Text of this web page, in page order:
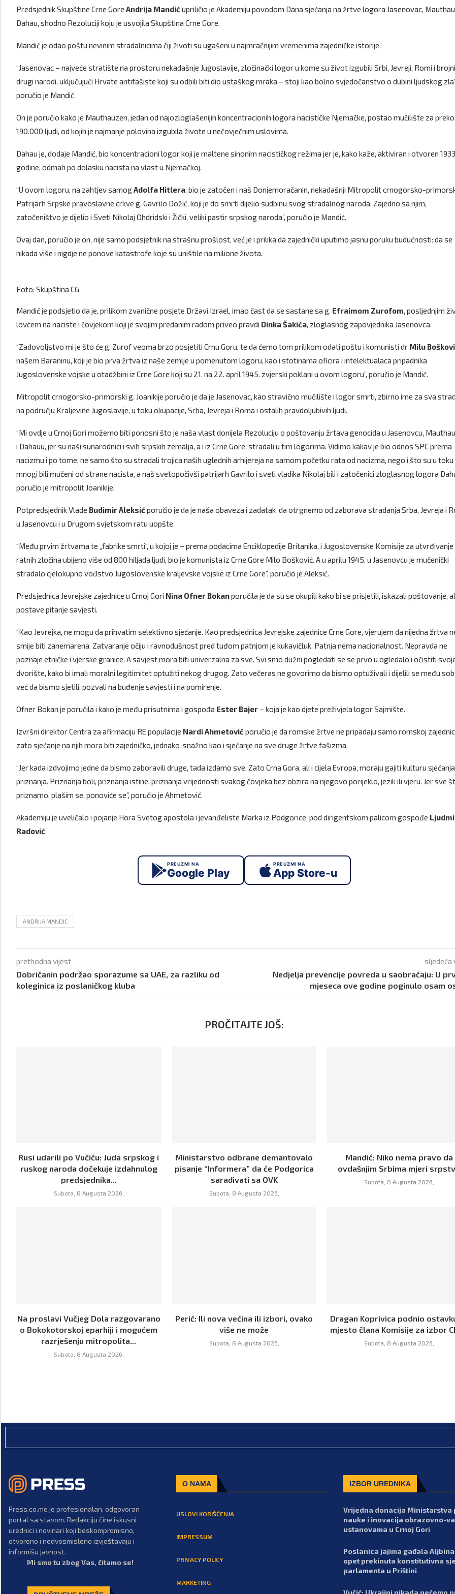
Predsjednik Skupštine Crne Gore Andrija Mandić upriličio je Akademiju povodom Dana sjećanja na žrtve logora Jasenovac,
Dahau, shodno Rezoluciji koju je usvojila Skupština Crne Gore.
Mandić je odao poštu nevinim stradalnicima čiji životi su ugašeni u najmračnijim vremenima zajedničke istorije.
“Jasenovac – najveće stratište na prostoru nekadašnje Jugoslavije, zločinački logor u kome su život izgubili Srbi, Jevreji, Romi i brojni
drugi narodi, uključujući Hrvate antifašiste koji su odbili biti dio ustaškog mraka – stoji kao bolno svjedočanstvo o dubini ljudskog
poručio je Mandić.
On je poručio kako je Mauthauzen, jedan od najozloglašenijih koncentracionih logora nacističke Njemačke, postao mučilište za preko
190.000 ljudi, od kojih je najmanje polovina izgubila živote u nečovječnim uslovima.
Dahau je, dodaje Mandić, bio koncentracioni logor koji je maltene sinonim nacističkog režima jer je, kako kaže, aktiviran i otvoren
godine, odmah po dolasku nacista na vlast u Njemačkoj.
“U ovom logoru, na zahtjev samogAdolfa Hitlera, bio je zatočen i naš Donjemoračanin, nekadašnji Mitropolit crnogorsko-
Patrijarh Srpske pravoslavne crkve g. Gavrilo Dožić, koji je do smrti dijelio sudbinu svog stradalnog naroda. Zajedno sa njim,
zatočeništvo je dijelio i Sveti Nikolaj Ohdridski i Žički, veliki pastir srpskog naroda”, poručio je Mandić.
Ovaj dan, poručio je on, nije samo podsjetnik na strašnu prošlost, već je i prilika da zajednički uputimo jasnu poruku budućnosti: da se
nikada više i nigdje ne ponove katastrofe koje su uništile na milione života.
Foto: Skupština CG
Mandić je podsjetio da je, prilikom zvanične posjete Državi Izrael, imao čast da se sastane sa g. Efraimom Zurofom, posljednjim
lovcem na naciste i čovjekom koji je svojim predanim radom priveo pravdi Dinka Šakića, zloglasnog zapovjednika Jasenovca.
“Zadovoljstvo mi je što će g. Zurof veoma brzo posjetiti Crnu Goru, te da ćemo tom prilikom odati poštu i komunisti dr Milu
našem Baraninu, koji je bio prva žrtva iz naše zemlje u pomenutom logoru, kao i stotinama oficira i intelektualaca pripadnika
Jugoslovenske vojske u otadžbini iz Crne Gore koji su 21. na 22. april 1945. zvjerski poklani u ovom logoru”, poručio je Mandić.
Mitropolit crnogorsko-primorski g. Joanikije poručio je da je Jasenovac, kao stravično mučilište i logor smrti, zbirno ime za sva
na području Kraljevine Jugoslavije, u toku okupacije, Srba, Jevreja i Roma i ostalih pravdoljubivih ljudi.
“Mi ovdje u Crnoj Gori možemo biti ponosni što je naša vlast donijela Rezoluciju o poštovanju žrtava genocida u Jasenovcu,
i Dahauu, jer su naši sunarodnici i svih srpskih zemalja, a i iz Crne Gore, stradali u tim logorima. Vidimo kakav je bio odnos SPC prema
nacizmu i po tome, ne samo što su stradali trojica naših uglednih arhijereja na samom početku rata od nacizma, nego i što su u
mnogi bili mučeni od strane nacista, a naš svetopočivši patrijarh Gavrilo i sveti vladika Nikolaj bili i zatočenici zloglasnog logora
poručio je mitropolit Joanikije.
Potpredsjednik Vlade Budimir Aleksić poručio je da je naša obaveza i zadatak da otrgnemo od zaborava stradanja Srba, Jevreja i
u Jasenovcu i u Drugom svjetskom ratu uopšte.
“Među prvim žrtvama te „fabrike smrti“, u kojoj je – prema podacima Enciklopedije Britanika, i Jugoslovenske Komisije za utvrđivanje
ratnih zločina ubijeno više od 800 hiljada ljudi, bio je komunista iz Crne Gore Milo Bošković. A u aprilu 1945. u Jasenovcu je mučenički
stradalo cjelokupno vođstvo Jugoslovenske kraljevske vojske iz Crne Gore”, poručio je Aleksić.
Predsjednica Jevrejske zajednice u Crnoj Gori Nina Ofner Bokanporučila je da su se okupili kako bi se prisjetili, iskazali poštovanje,
postave pitanje savjesti.
“Kao Jevrejka, ne mogu da prihvatim selektivno sjećanje. Kao predsjednica Jevrejske zajednice Crne Gore, vjerujem da nijedna žrtva
smije biti zanemarena. Zatvaranje očiju i ravnodušnost pred tuđom patnjom je kukavičluk. Patnja nema nacionalnost. Nepravda ne
poznaje etničke i vjerske granice. A savjest mora biti univerzalna za sve. Svi smo dužni pogledati se se prvo u ogledalo i očistiti
dvorište, kako bi imali moralni legitimitet optužiti nekog drugog. Zato večeras ne govorimo da bismo optuživali i dijelili se među
već da bismo sjetili, pozvali na buđenje savjesti i na pomirenje.
Ofner Bokan je poručila i kako je među prisutnima i gospođa Ester Bajer – koja je kao djete preživjela logor Sajmište.
Izvršni direktor Centra za afirmaciju RE populacije Nardi Ahmetović poručio je da romske žrtve ne pripadaju samo romskoj
zato sjećanje na njih mora biti zajedničko, jednako snažno kao i sjećanje na sve druge žrtve fašizma.
“Jer kada izdvojimo jedne da bismo zaboravili druge, tada izdamo sve. Zato Crna Gora, ali i cijela Evropa, moraju gajiti kulturu
priznanja. Priznanja boli, priznanja istine, priznanja vrijednosti svakog čovjeka bez obzira na njegovo porijeklo, jezik ili vjeru. Jer sve
priznamo, plašim se, ponoviće se”, poručio je Ahmetović.
Akademiju je uveličalo i pojanje Hora Svetog apostola i jevanđeliste Marka iz Podgorice, pod dirigentskom palicom gospođe
Radović.
PREUZMI NA
Google Play
PREUZMI NA
App Store-u
ANDRIJA MANDIĆ
prethodna vijest
Dobričanin podržao sporazume sa UAE, za razliku od
koleginica iz poslaničkog kluba
sljedeća
Nedjelja prevencije povreda u saobraćaju: U
mjeseca ove godine poginulo osam
PROČITAJTE JOŠ:
Rusi udarili po Vučiću: Juda srpskog i
ruskog naroda dočekuje izdahnulog
predsjednika...
Subota, 8 Augusta 2026,
Ministarstvo odbrane demantovalo
pisanje “Informera” da će Podgorica
sarađivati sa OVK
Subota, 8 Augusta 2026,
Mandić: Niko nema pravo da
ovdašnjim Srbima mjeri
Subota, 8 Augusta 2026,
Na proslavi Vučjeg Dola razgovarano
o Bokokotorskoj eparhiji i mogućem
razrješenju mitropolita...
Subota, 8 Augusta 2026,
Perić: Ili nova većina ili izbori, ovako
više ne može
Subota, 8 Augusta 2026,
Dragan Koprivica podnio
mjesto člana Komisije za izbor
Subota, 8 Augusta 2026,
Press.co.me je profesionalan, odgovoran
portal sa stavom. Redakciju čine iskusni
urednici i novinari koji beskompromisno,
otvoreno i nedvosmisleno izvještavaju i
informišu javnost.
Mi smo tu zbog Vas, čitamo se!
O NAMA
USLOVI KORIŠĆENJA
IMPRESSUM
PRIVACY POLICY
MARKETING
IZBOR UREDNIKA
Vrijedna donacija Ministarstva
nauke i inovacija obrazovno-
ustanovama u Crnoj Gori
Poslanica jajima gađala
opet prekinuta konstitutivna
parlamenta u Prištini
Vučić: Ukrajini nikada nećemo